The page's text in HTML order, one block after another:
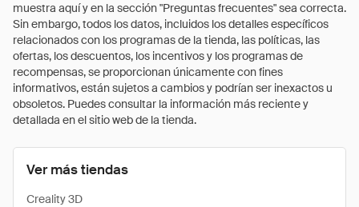
muestra aquí y en la sección "Preguntas frecuentes" sea correcta.
Sin embargo, todos los datos, incluidos los detalles específicos
relacionados con los programas de la tienda, las políticas, las
ofertas, los descuentos, los incentivos y los programas de
recompensas, se proporcionan únicamente con fines
informativos, están sujetos a cambios y podrían ser inexactos u
obsoletos. Puedes consultar la información más reciente y
detallada en el sitio web de la tienda.
Ver más tiendas
Creality 3D